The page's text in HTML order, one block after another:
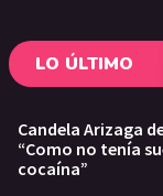
LO ÚLTIMO
Candela Arizaga
“Como no tenía
cocaína”